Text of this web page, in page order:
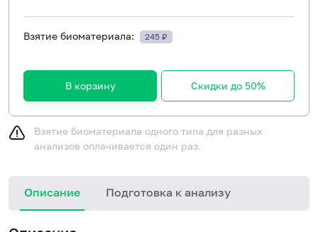
Взятие биоматериала: 245 ₽
В корзину Скидки до 50%
Взятие биоматериала одного типа для разных
анализов оплачивается один раз.
Описание Подготовка к анализу